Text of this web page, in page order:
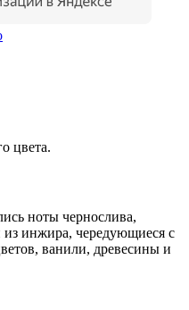
цвета.
ноты чернослива,
инжира, чередующиеся с
ванили, древесины и